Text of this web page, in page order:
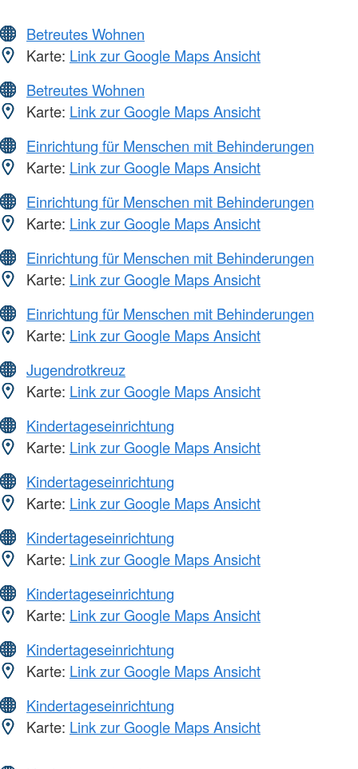
Betreutes Wohnen
Karte: Link zur Google Maps Ansicht
Betreutes Wohnen
Karte: Link zur Google Maps Ansicht
Einrichtung für Menschen mit Behinderungen
Karte: Link zur Google Maps Ansicht
Einrichtung für Menschen mit Behinderungen
Karte: Link zur Google Maps Ansicht
Einrichtung für Menschen mit Behinderungen
Karte: Link zur Google Maps Ansicht
Einrichtung für Menschen mit Behinderungen
Karte: Link zur Google Maps Ansicht
Jugendrotkreuz
Karte: Link zur Google Maps Ansicht
Kindertageseinrichtung
Karte: Link zur Google Maps Ansicht
Kindertageseinrichtung
Karte: Link zur Google Maps Ansicht
Kindertageseinrichtung
Karte: Link zur Google Maps Ansicht
Kindertageseinrichtung
Karte: Link zur Google Maps Ansicht
Kindertageseinrichtung
Karte: Link zur Google Maps Ansicht
Kindertageseinrichtung
Karte: Link zur Google Maps Ansicht